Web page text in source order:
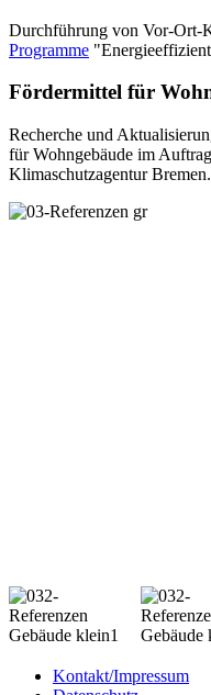
Durchführung von Vor-Ort-
Programme
Fördermittel für
Recherche und
für Wohngebäude im
Klimaschutzagentur Bremen.
Kontakt/Impressum